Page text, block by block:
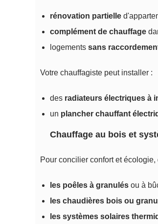
rénovation partielle
complément de chauffage
logements sans
Votre chauffagiste peut installer :
des radiateurs électriques à
un plancher chauffant
Chauffage au bois et
Pour concilier confort et
les poêles à granulés ou à
les chaudières bois ou
les systèmes solaires